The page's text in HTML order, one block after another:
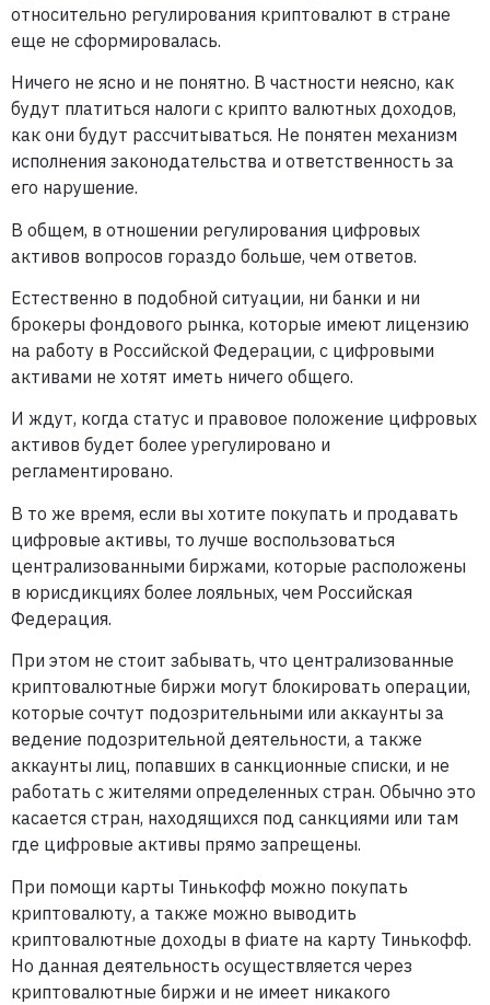
относительно регулирования криптовалют в стране
еще не сформировалась.
Ничего не ясно и не понятно. В частности неясно, как
будут платиться налоги с крипто валютных доходов,
как они будут рассчитываться. Не понятен механизм
исполнения законодательства и ответственность за
его нарушение.
В общем, в отношении регулирования цифровых
активов вопросов гораздо больше, чем ответов.
Естественно в подобной ситуации, ни банки и ни
брокеры фондового рынка, которые имеют лицензию
на работу в Российской Федерации, с цифровыми
активами не хотят иметь ничего общего.
И ждут, когда статус и правовое положение цифровых
активов будет более урегулировано и
регламентировано.
В то же время, если вы хотите покупать и продавать
цифровые активы, то лучше воспользоваться
централизованными биржами, которые расположены
в юрисдикциях более лояльных, чем Российская
Федерация.
При этом не стоит забывать, что централизованные
криптовалютные биржи могут блокировать операции,
которые сочтут подозрительными или аккаунты за
ведение подозрительной деятельности, а также
аккаунты лиц, попавших в санкционные списки, и не
работать с жителями определенных стран. Обычно это
касается стран, находящихся под санкциями или там
где цифровые активы прямо запрещены.
При помощи карты Тинькофф можно покупать
криптовалюту, а также можно выводить
криптовалютные доходы в фиате на карту Тинькофф.
Но данная деятельность осуществляется через
криптовалютные биржи и не имеет никакого